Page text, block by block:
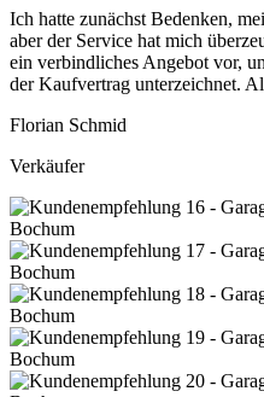
Ich hatte zunächst Bedenken,
aber der Service hat mich
ein verbindliches Angebot vor,
der Kaufvertrag unterzeichnet.
Florian Schmid
Verkäufer